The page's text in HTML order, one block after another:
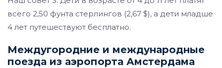
всего 2,50 фунта стерлингов (2,67 $), а дети младше
4 лет путешествуют бесплатно.
Междугородние и международные
поезда из аэропорта Амстердама